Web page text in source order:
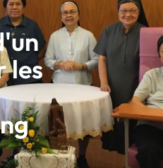
les